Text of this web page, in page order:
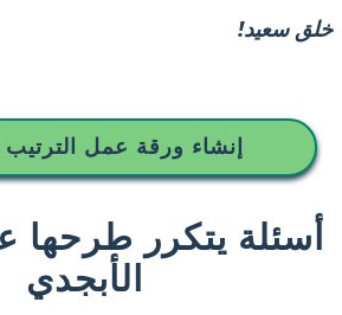
خلق سعيد!
إنشاء ورقة عمل الترتيب
أسئلة يتكرر طرحها
الأبجدي